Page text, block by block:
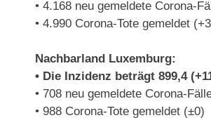
• 4.168 neu gemeldete Corona-
• 4.990 Corona-Tote gemeldet
Nachbarland Luxemburg:
• Die Inzidenz beträgt 899,4
• 708 neu gemeldete Corona-
• 988 Corona-Tote gemeldet (±0)